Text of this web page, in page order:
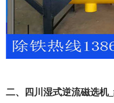
二、四川湿式逆流磁选机